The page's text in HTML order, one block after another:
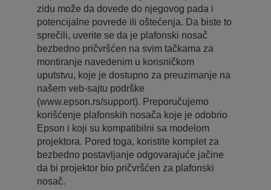
zidu može da dovede do njegovog pada i
potencijalne povrede ili oštećenja. Da biste to
sprečili, uverite se da je plafonski nosač
bezbedno pričvršćen na svim tačkama za
montiranje navedenim u korisničkom
uputstvu, koje je dostupno za preuzimanje na
našem veb-sajtu podrške
(www.epson.rs/support). Preporučujemo
korišćenje plafonskih nosača koje je odobrio
Epson i koji su kompatibilni sa modelom
projektora. Pored toga, koristite komplet za
bezbedno postavljanje odgovarajuće jačine
da bi projektor bio pričvršćen za plafonski
nosač.